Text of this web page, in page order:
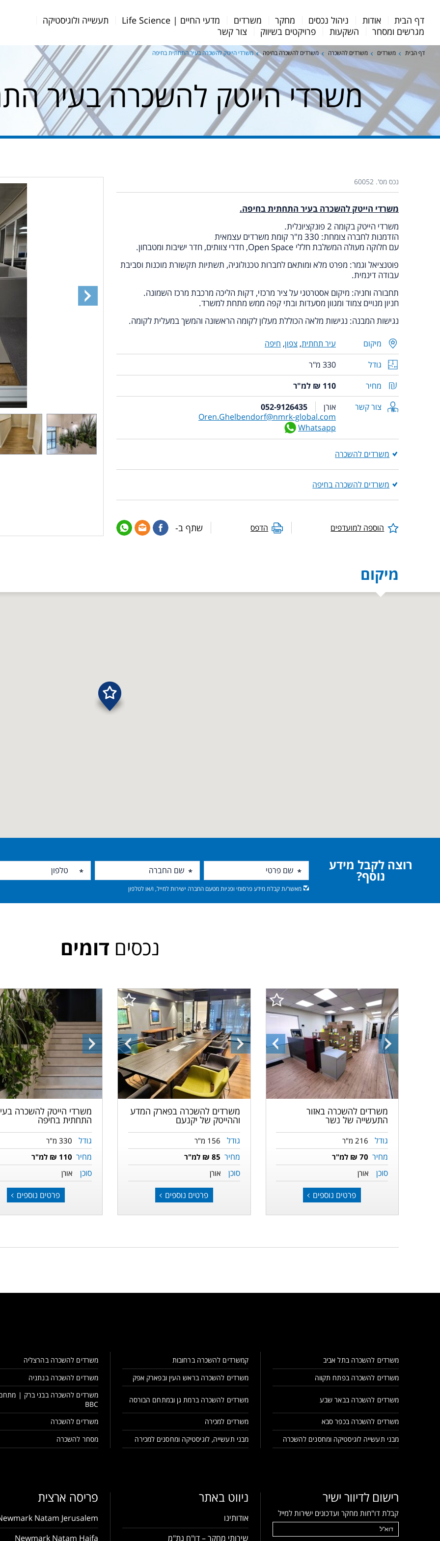
Menu
Bar
דף הבית אודות ניהול נכסים מחקר משרדים מדעי החיים | Life Science
תעשייה ולוגיסטיקה
מגרשים ומסחר
השקעות פרויקטים בשיווק צור קשר
דף הבית משרדים משרדים להשכרה משרדים להשכרה בחיפה משרדי הייטק להשכרה בעיר התחתית בחיפה
משרדי הייטק להשכרה בעיר
נכס מס'. 60052
משרדי הייטק להשכרה בעיר התחתית בחיפה.
משרדי הייטק בקומה 2 פונקציונלית.
הזדמנות לחברה צומחת: 330 מ"ר קומת משרדים עצמאית
עם חלוקה מעולה המשלבת חללי Open Space, חדרי צוותים, חדר ישיבות ומטבחון.
פוטנציאל וגמר: מפרט מלא ומותאם לחברות טכנולוגיה, תשתיות תקשורת מוכנות וסביבת
עבודה דינמית.
תחבורה וחניה: מיקום אסטרטגי על ציר מרכזי, דקות הליכה מרכבת מרכז השמונה.
חניון מנויים צמוד ומגוון מסעדות ובתי קפה ממש מתחת למשרד.
נגישות המבנה: נגישות מלאה הכוללת מעלון לקומה הראשונה והמשך במעלית לקומה.
מיקום עיר תחתית, צפון, חיפה
גודל
330 מ"ר
מחיר
110 ₪ למ"ר
צור קשר
אורן
052-9126435
Oren.Ghelbendorf@nmrk-global.com
Whatsapp
משרדים להשכרה
משרדים להשכרה בחיפה
הוספה למועדפים הדפס שתף ב-
מיקום
רוצה לקבל מידע
נוסף?
מאשר/ת קבלת מידע פרסומי ופניות מטעם החברה ישירות למייל, ו/או לטלפון
נכסים דומים
התמונה
הקודמת
התמונה
הבאה
משרדים להשכרה באזור
התעשייה של נשר
גודל 216 מ"ר
מחיר 70 ₪ למ"ר
סוכן אורן
פרטים נוספים
התמונה
הקודמת
התמונה
הבאה
משרדים להשכרה בפארק המדע
וההייטק של יקנעם
גודל 156 מ"ר
מחיר 85 ₪ למ"ר
סוכן אורן
פרטים נוספים
התמונה
הבאה
משרדי הייטק להשכרה
התחתית בחיפה
גודל 330 מ"ר
מחיר 110 ₪ למ"ר
סוכן אורן
פרטים נוספים
משרדים להשכרה בתל אביב קמשרדים להשכרה ברחובות משרדים להשכרה בהרצליה
משרדים להשכרה בפתח תקווה
משרדים להשכרה בראש העין ובפארק אפק משרדים להשכרה בנתניה
משרדים להשכרה בבאר שבע משרדים להשכרה ברמת גן ובמתחם הבורסה
משרדים להשכרה בבני ברק |
BBC
משרדים להשכרה בכפר סבא משרדים למכירה משרדים להשכרה
מבני תעשייה לוגיסטיקה ומחסנים להשכרה
מבני תעשייה, לוגיסטיקה ומחסנים למכירה מסחר להשכרה
רישום לדיוור ישיר
קבלת דו"חות מחקר ועדכונים ישירות למייל
ניווט באתר
אודותינו
שירותי מחקר – דו"ח נת"מ
פריסה ארצית
Natam Jerusalem
Newmark Natam Haifa